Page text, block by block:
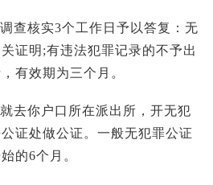
何正确准备出生公证？
查核实3个工作日予以答复：无
证明;有违法犯罪记录的不予出
有效期为三个月。
去你户口所在派出所，开无犯
证处做公证。一般无犯罪公证
的6个月。